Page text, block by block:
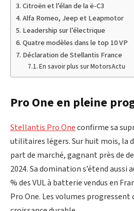
Citroën et l’élan de la ë-C3
Alfa Romeo, Jeep et Leapmotor
Leadership sur l’électrique
Quatre modèles dans le top 10 VP
Déclaration de Stellantis France
En savoir plus sur MotorsActu
Pro One en pleine
Stellantis Pro Oneconfirme sa
utilitaires légers. Sur huit mois, la
part de marché, gagnant près de
2024. Sa domination s’étend aussi
% des VUL à batterie vendus en
Pro One. Les volumes progressent